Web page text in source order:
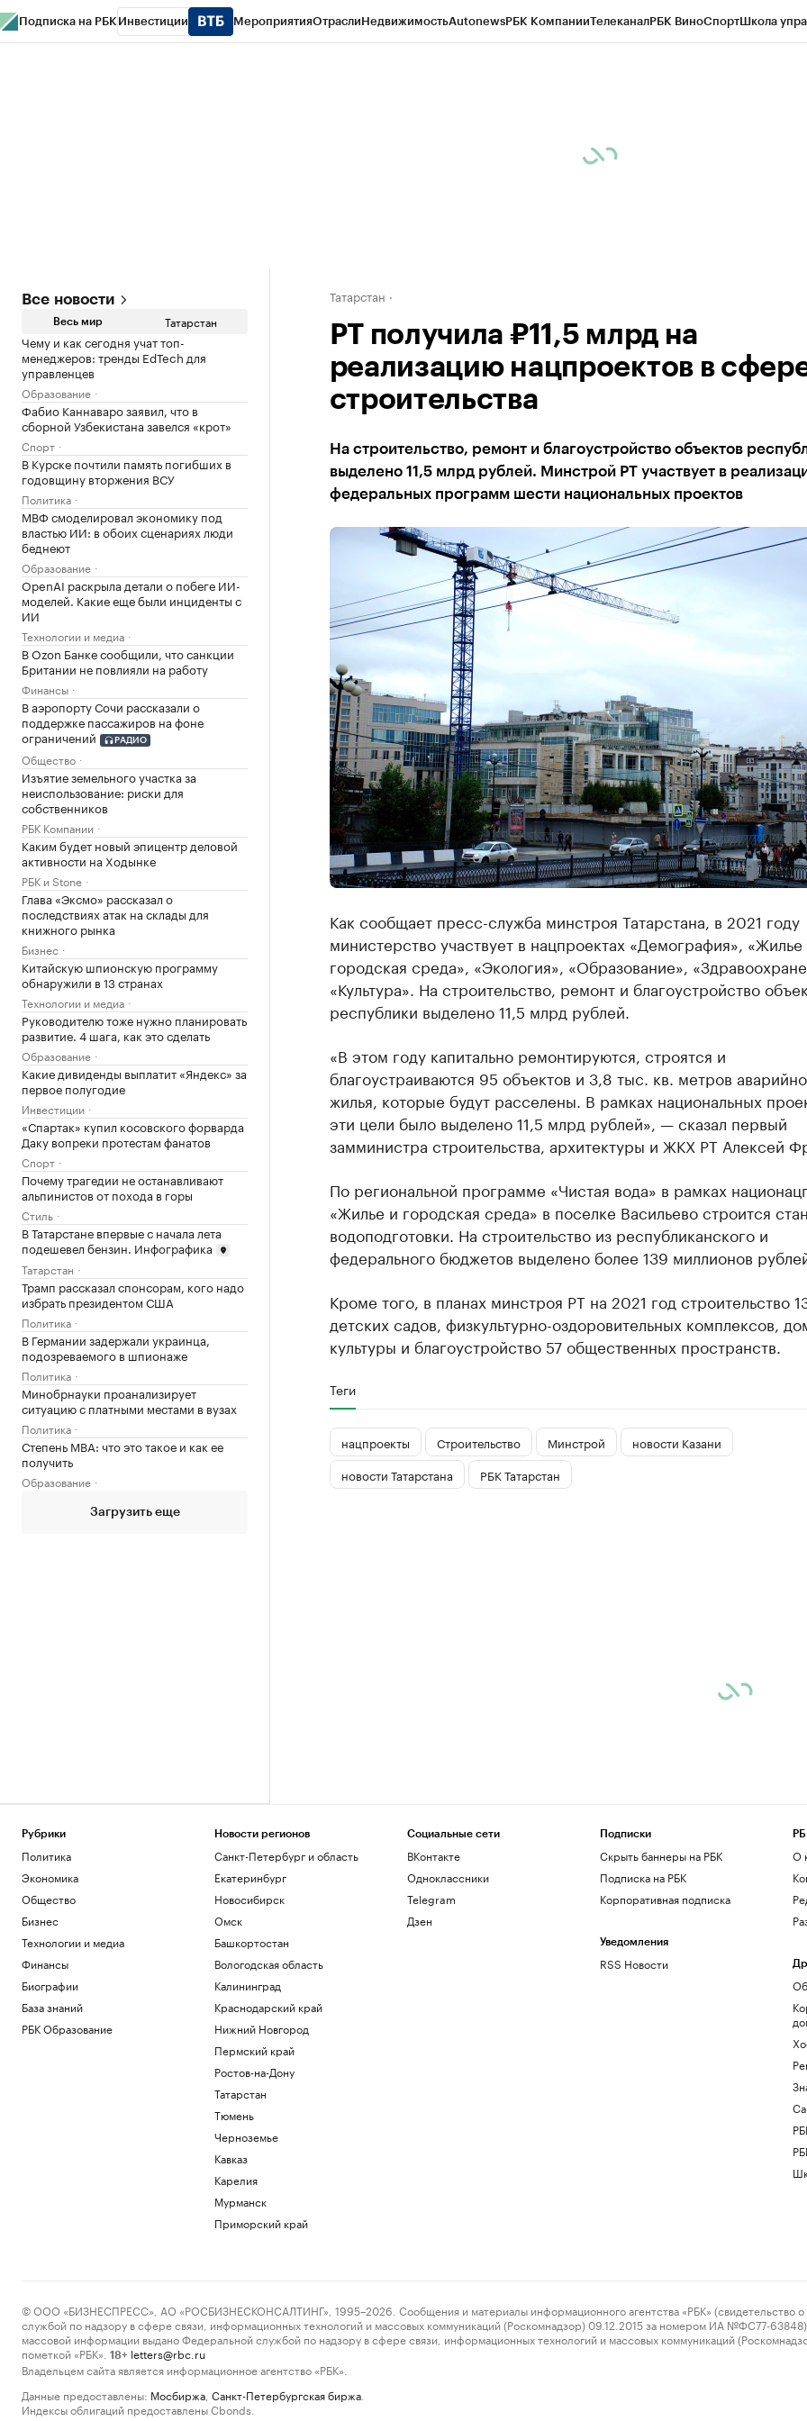
Подписка на РБК Инвестиции МероприятияОтраслиНедвижимостьAutonewsРБК КомпанииТелеканалРБК ВиноСпортШкола
Все новости
Весь мир Татарстан
Чему и как сегодня учат топ-
менеджеров: тренды EdTech для
управленцев
Образование
Фабио Каннаваро заявил, что в
сборной Узбекистана завелся «крот»
Спорт
В Курске почтили память погибших в
годовщину вторжения ВСУ
Политика
МВФ смоделировал экономику под
властью ИИ: в обоих сценариях люди
беднеют
Образование
OpenAI раскрыла детали о побеге ИИ-
моделей. Какие еще были инциденты с
ИИ
Технологии и медиа
В Ozon Банке сообщили, что санкции
Британии не повлияли на работу
Финансы
В аэропорту Сочи рассказали о
поддержке пассажиров на фоне
ограничений
РАДИО
Общество
Изъятие земельного участка за
неиспользование: риски для
собственников
РБК Компании
Каким будет новый эпицентр деловой
активности на Ходынке
РБК и Stone
Глава «Эксмо» рассказал о
последствиях атак на склады для
книжного рынка
Бизнес
Китайскую шпионскую программу
обнаружили в 13 странах
Технологии и медиа
Руководителю тоже нужно планировать
развитие. 4 шага, как это сделать
Образование
Какие дивиденды выплатит «Яндекс» за
первое полугодие
Инвестиции
«Спартак» купил косовского форварда
Даку вопреки протестам фанатов
Спорт
Почему трагедии не останавливают
альпинистов от похода в горы
Стиль
В Татарстане впервые с начала лета
подешевел бензин. Инфографика
Татарстан
Трамп рассказал спонсорам, кого надо
избрать президентом США
Политика
В Германии задержали украинца,
подозреваемого в шпионаже
Политика
Минобрнауки проанализирует
ситуацию с платными местами в вузах
Политика
Степень MBA: что это такое и как ее
получить
Образование
Загрузить еще
Татарстан
РТ получила ₽11,5 млрд на
реализацию нацпроектов в
строительства
На строительство, ремонт и благоустройство объектов
выделено 11,5 млрд рублей. Минстрой РТ участвует в
федеральных программ шести национальных проектов
Как сообщает пресс-служба минстроя Татарстана, в 2021 году
министерство участвует в нацпроектах «Демография», «Жилье
городская среда», «Экология», «Образование»,
«Культура». На строительство, ремонт и благоустройство
республики выделено 11,5 млрд рублей.
«В этом году капитально ремонтируются, строятся и
благоустраиваются 95 объектов и 3,8 тыс. кв. метров
жилья, которые будут расселены. В рамках национальных
эти цели было выделено 11,5 млрд рублей», — сказал первый
замминистра строительства, архитектуры и ЖКХ РТ Алексей
По региональной программе «Чистая вода» в рамках
«Жилье и городская среда» в поселке Васильево строится
водоподготовки. На строительство из республиканского и
федерального бюджетов выделено более 139 миллионов
Кроме того, в планах минстроя РТ на 2021 год строительство
детских садов, физкультурно-оздоровительных комплексов,
культуры и благоустройство 57 общественных пространств.
Теги
нацпроекты Строительство Минстрой
новости Казани
новости Татарстана
РБК Татарстан
Рубрики
Политика
Экономика
Общество
Бизнес
Технологии и медиа
Финансы
Биографии
База знаний
РБК Образование
Новости регионов
Санкт-Петербург и область
Екатеринбург
Новосибирск
Омск
Башкортостан
Вологодская область
Калининград
Краснодарский край
Нижний Новгород
Пермский край
Ростов-на-Дону
Татарстан
Тюмень
Черноземье
Кавказ
Карелия
Мурманск
Приморский край
Социальные сети
ВКонтакте
Одноклассники
Telegram
Дзен
Подписки
Скрыть баннеры на РБК
Подписка на РБК
Корпоративная подписка
Уведомления
RSS Новости
О
© ООО «БИЗНЕСПРЕСС», АО «РОСБИЗНЕСКОНСАЛТИНГ», 1995–2026. Сообщения и материалы информационного агентства «РБК» (свидетельство о
службой по надзору в сфере связи, информационных технологий и массовых коммуникаций (Роскомнадзор) 09.12.2015 за номером ИА №ФС77-63848)
массовой информации выдано Федеральной службой по надзору в сфере связи, информационных технологий и массовых коммуникаций
пометкой «РБК».
18+ letters@rbc.ru
Владельцем сайта является информационное агентство «РБК».
Данные предоставлены: Мосбиржа Санкт-Петербургская биржа
Индексы облигаций предоставлены Cbonds.